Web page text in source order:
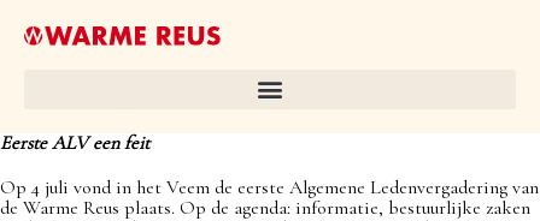
Eerste ALV een feit
Op 4 juli vond in het Veem de eerste Algemene Ledenvergadering van
de Warme Reus plaats. Op de agenda: informatie, bestuurlijke zaken